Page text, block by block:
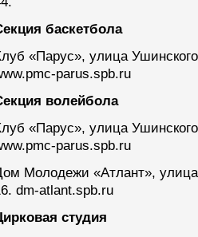
баскетбола
«Парус», улица
parus.spb.ru
волейбола
«Парус», улица
parus.spb.ru
Молодежи «Атлант»,
dm-atlant.spb.ru
студия